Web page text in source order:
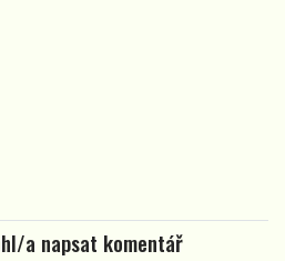
a napsat komentář